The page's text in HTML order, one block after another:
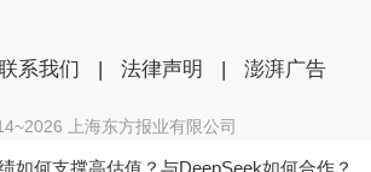
何支撑高估值？与DeepSeek如何合作？
系我们 | 法律声明 | 澎湃广告
2026 上海东方报业有限公司
B2-20170116 | 沪ICP备14003370号